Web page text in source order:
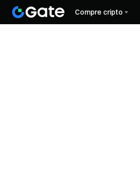
Compre cripto